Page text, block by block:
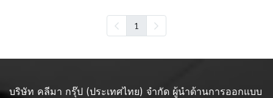
1
บริษัท คลีมา กรุ๊ป (ประเทศไทย) จำกัด ผู้นำด้านการออกแบบ